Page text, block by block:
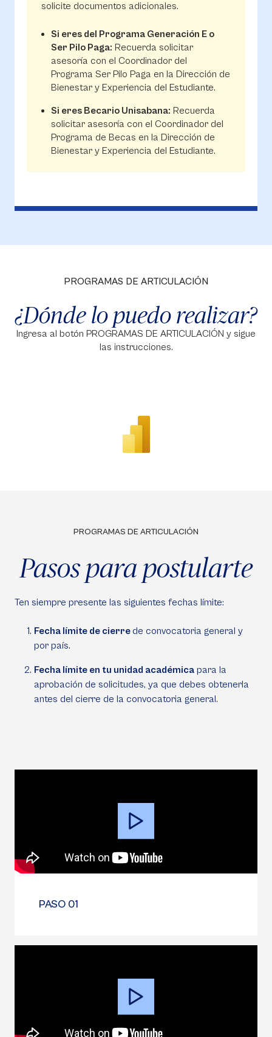
solicite documentos adicionales.
Si eres del Programa Generación E o
Ser Pilo Paga: Recuerda solicitar
asesoría con el Coordinador del
Programa Ser Pilo Paga en la Dirección de
Bienestar y Experiencia del Estudiante.
Si eres Becario Unisabana: Recuerda
solicitar asesoría con el Coordinador del
Programa de Becas en la Dirección de
Bienestar y Experiencia del Estudiante.
PROGRAMAS DE ARTICULACIÓN
¿Dónde lo puedo realizar?
Ingresa al botón PROGRAMAS DE ARTICULACIÓN y sigue
las instrucciones.
PROGRAMAS DE ARTICULACIÓN
Pasos para postularte
Ten siempre presente las siguientes fechas límite:
Fecha límite de cierre de convocatoria general y
por país.
Fecha límite en tu unidad académica para la
aprobación de solicitudes, ya que debes obtenerla
antes del cierre de la convocatoria general.
PASO 01